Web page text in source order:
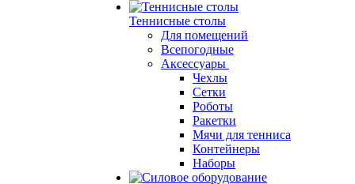
Теннисные столы
Для помещений
Всепогодные
Аксессуары
Чехлы
Сетки
Роботы
Ракетки
Мячи для тенниса
Контейнеры
Наборы